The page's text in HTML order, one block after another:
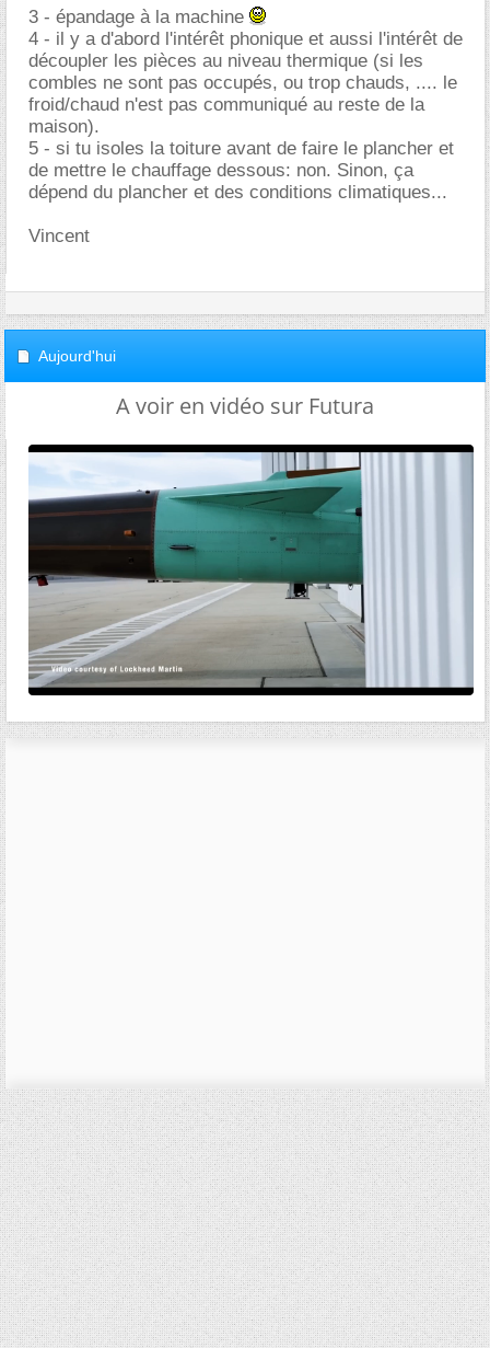
3 - épandage à la machine
4 - il y a d'abord l'intérêt phonique et aussi l'intérêt de
découpler les pièces au niveau thermique (si les
combles ne sont pas occupés, ou trop chauds, .... le
froid/chaud n'est pas communiqué au reste de la
maison).
5 - si tu isoles la toiture avant de faire le plancher et
de mettre le chauffage dessous: non. Sinon, ça
dépend du plancher et des conditions climatiques...
Vincent
Aujourd'hui
A voir en vidéo sur Futura